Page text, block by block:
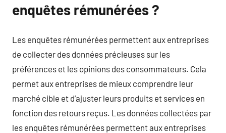
enquêtes rémunérées ?
Les enquêtes rémunérées permettent aux entreprises
de collecter des données précieuses sur les
préférences et les opinions des consommateurs. Cela
permet aux entreprises de mieux comprendre leur
marché cible et d’ajuster leurs produits et services en
fonction des retours reçus. Les données collectées par
les enquêtes rémunérées permettent aux entreprises